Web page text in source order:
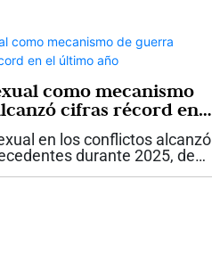
como mecanismo
cifras récord en
en los conflictos alcanzó
durante 2025, de
más reciente informe del